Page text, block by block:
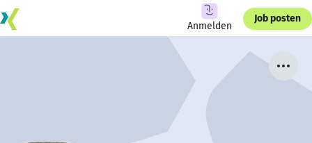
Anmelden
Job posten